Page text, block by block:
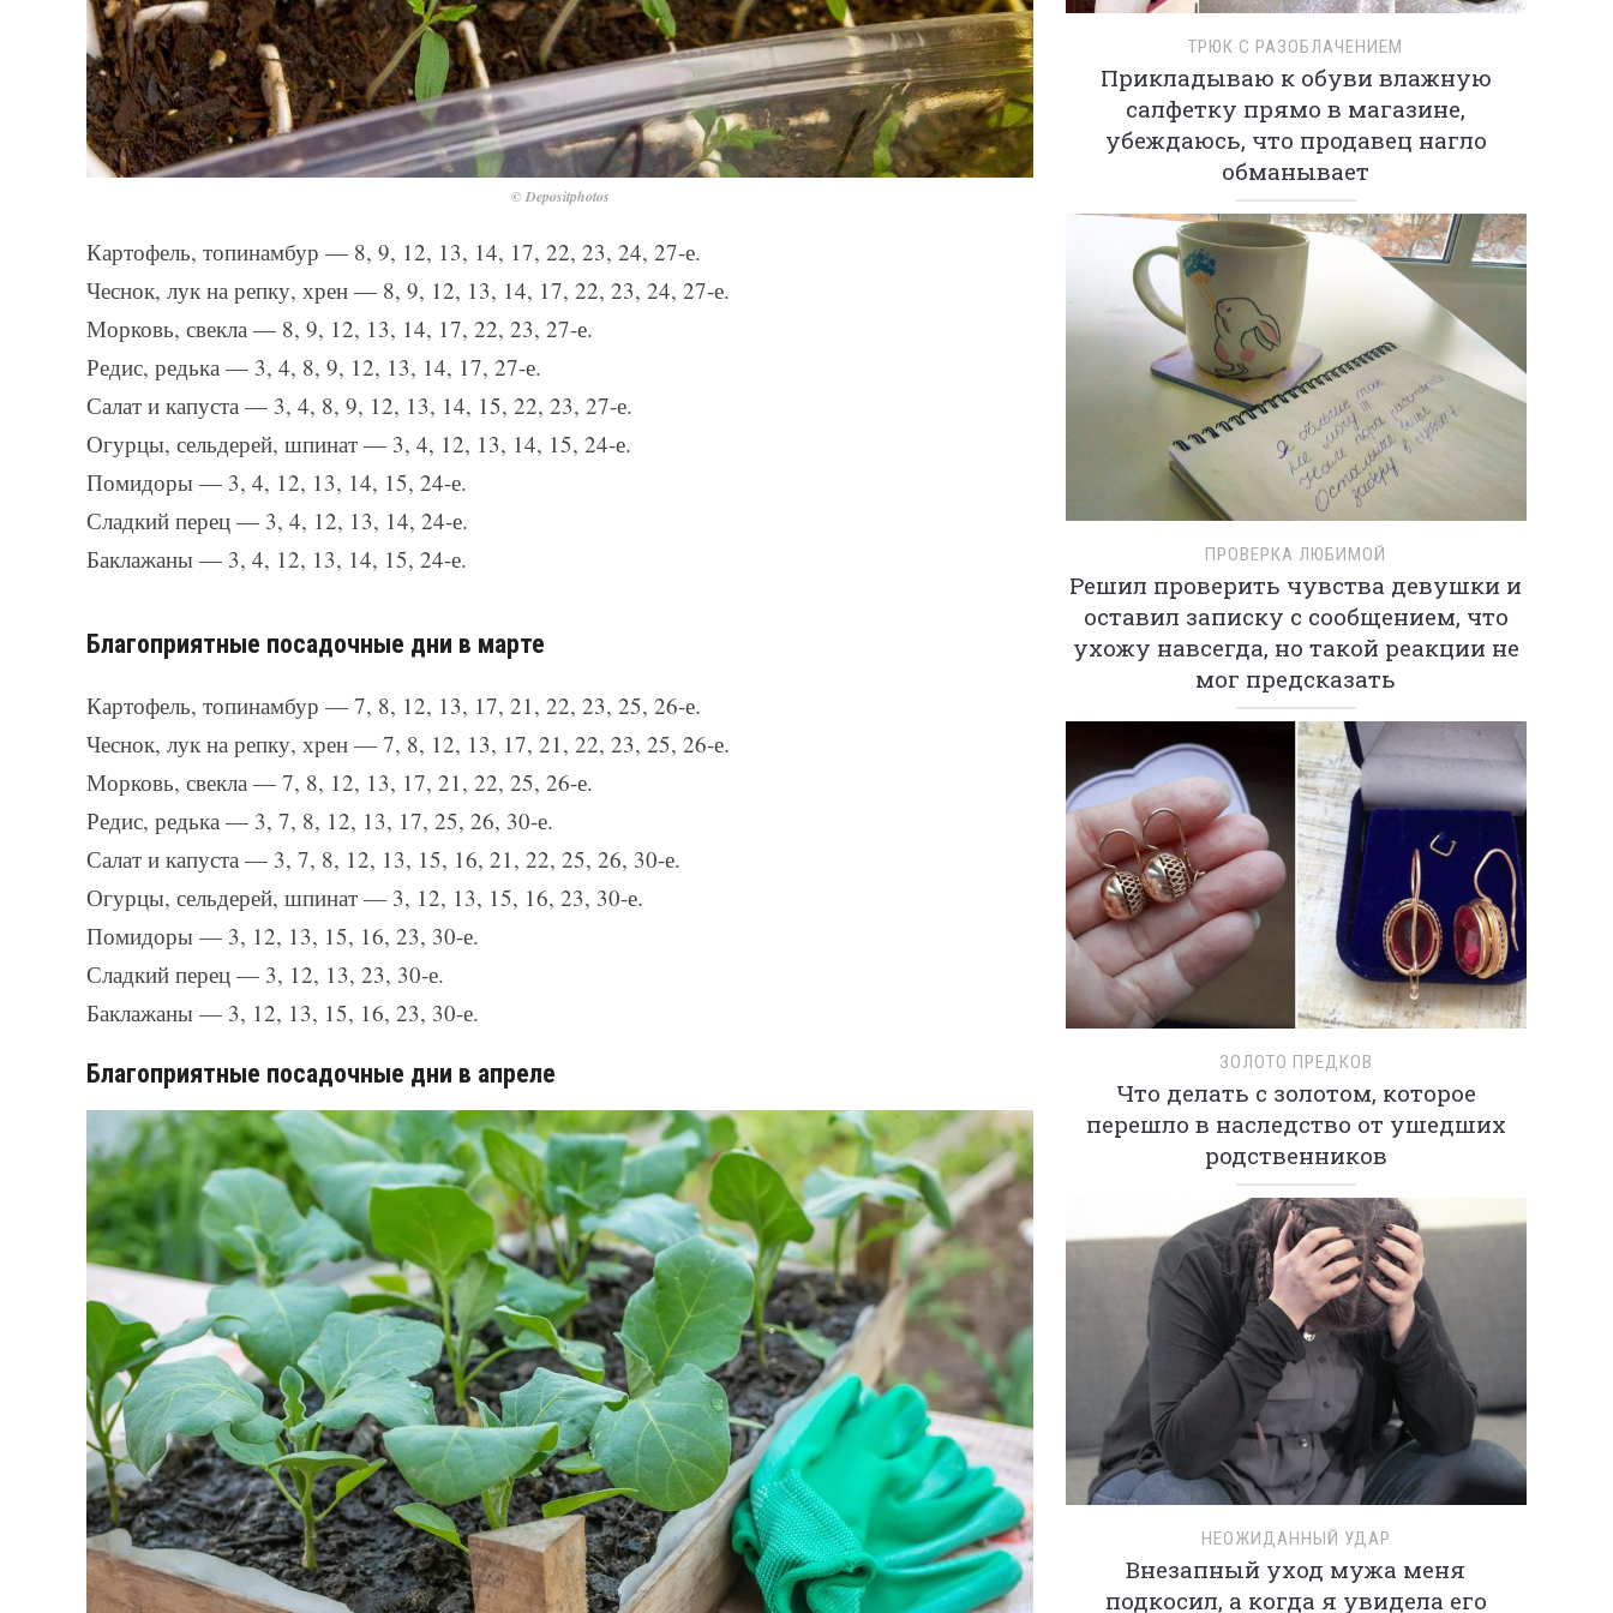
© Depositphotos
Картофель, топинамбур — 8, 9, 12, 13, 14, 17, 22, 23, 24, 27-е.
Чеснок, лук на репку, хрен — 8, 9, 12, 13, 14, 17, 22, 23, 24, 27-е.
Морковь, свекла — 8, 9, 12, 13, 14, 17, 22, 23, 27-е.
Редис, редька — 3, 4, 8, 9, 12, 13, 14, 17, 27-е.
Салат и капуста — 3, 4, 8, 9, 12, 13, 14, 15, 22, 23, 27-е.
Огурцы, сельдерей, шпинат — 3, 4, 12, 13, 14, 15, 24-е.
Помидоры — 3, 4, 12, 13, 14, 15, 24-е.
Сладкий перец — 3, 4, 12, 13, 14, 24-е.
Баклажаны — 3, 4, 12, 13, 14, 15, 24-е.
Благоприятные посадочные дни в марте
Картофель, топинамбур — 7, 8, 12, 13, 17, 21, 22, 23, 25, 26-е.
Чеснок, лук на репку, хрен — 7, 8, 12, 13, 17, 21, 22, 23, 25, 26-е.
Морковь, свекла — 7, 8, 12, 13, 17, 21, 22, 25, 26-е.
Редис, редька — 3, 7, 8, 12, 13, 17, 25, 26, 30-е.
Салат и капуста — 3, 7, 8, 12, 13, 15, 16, 21, 22, 25, 26, 30-е.
Огурцы, сельдерей, шпинат — 3, 12, 13, 15, 16, 23, 30-е.
Помидоры — 3, 12, 13, 15, 16, 23, 30-е.
Сладкий перец — 3, 12, 13, 23, 30-е.
Баклажаны — 3, 12, 13, 15, 16, 23, 30-е.
Благоприятные посадочные дни в апреле
ТРЮК С РАЗОБЛАЧЕНИЕМ
Прикладываю к обуви влажную
салфетку прямо в магазине,
убеждаюсь, что продавец нагло
обманывает
ПРОВЕРКА ЛЮБИМОЙ
Решил проверить чувства девушки и
оставил записку с сообщением, что
ухожу навсегда, но такой реакции не
мог предсказать
ЗОЛОТО ПРЕДКОВ
Что делать с золотом, которое
перешло в наследство от ушедших
родственников
НЕОЖИДАННЫЙ УДАР
Внезапный уход мужа меня
подкосил, а когда я увидела его